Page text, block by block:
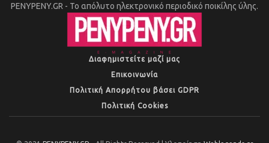
PENYPENY.GR - Το απόλυτο ηλεκτρονικό περιοδικό ποικίλης ύλης.
Διαφημιστείτε μαζί μας
Επικοινωνία
Πολιτική Απορρήτου βάσει GDPR
Πολιτική Cookies